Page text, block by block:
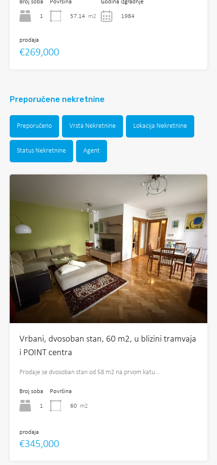
Broj soba
1
Površina
57.14 m2
Godina izgradnje
1984
prodaja
€269,000
Preporučene nekretnine
Preporučeno Vrsta Nekretnine Lokacija Nekretnine
Status Nekretnine Agent
Vrbani, dvosoban stan, 60 m2, u blizini tramvaja
i POINT centra
Prodaje se dvosoban stan od 58 m2 na prvom katu…
Broj soba
1
Površina
60 m2
prodaja
€345,000